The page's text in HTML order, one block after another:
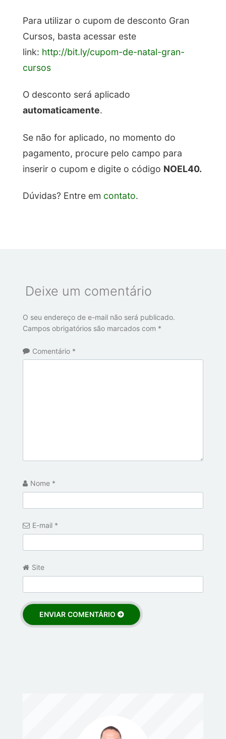
Para utilizar o cupom de desconto Gran
Cursos, basta acessar este
link: http://bit.ly/cupom-de-natal-gran-
cursos
O desconto será aplicado
automaticamente.
Se não for aplicado, no momento do
pagamento, procure pelo campo para
inserir o cupom e digite o código NOEL40.
Dúvidas? Entre em contato.
Deixe um comentário
O seu endereço de e-mail não será publicado.
Campos obrigatórios são marcados com *
Comentário *
Nome *
E-mail *
Site